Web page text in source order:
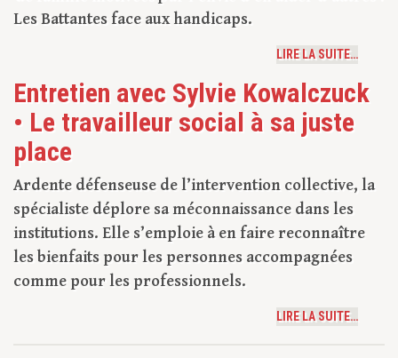
Les Battantes face aux handicaps.
LIRE LA SUITE…
Entretien avec Sylvie Kowalczuck
• Le travailleur social à sa juste
place
Ardente défenseuse de l’intervention collective, la
spécialiste déplore sa méconnaissance dans les
institutions. Elle s’emploie à en faire reconnaître
les bienfaits pour les personnes accompagnées
comme pour les professionnels.
LIRE LA SUITE…